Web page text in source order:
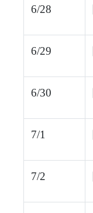
6/28
6/29
6/30
7/1
7/2